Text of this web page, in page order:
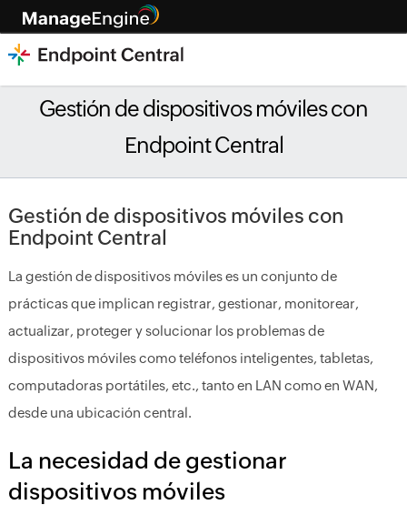
Gestión de dispositivos móviles con
Endpoint Central
Gestión de dispositivos móviles con
Endpoint Central
La gestión de dispositivos móviles es un conjunto de
prácticas que implican registrar, gestionar, monitorear,
actualizar, proteger y solucionar los problemas de
dispositivos móviles como teléfonos inteligentes, tabletas,
computadoras portátiles, etc., tanto en LAN como en WAN,
desde una ubicación central.
La necesidad de gestionar
dispositivos móviles